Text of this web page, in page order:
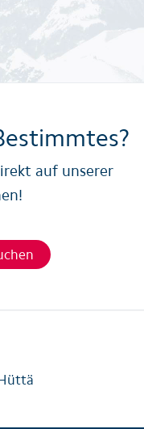
auf unserer